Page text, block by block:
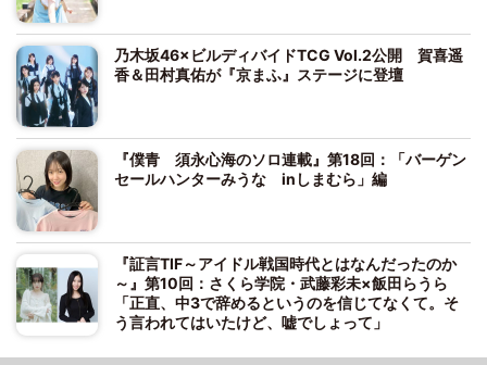
乃木坂46×ビルディバイドTCG Vol.2公開 賀喜遥
香＆田村真佑が『京まふ』ステージに登壇
『僕青 須永心海のソロ連載』第18回：「バーゲン
セールハンターみうな inしまむら」編
『証言TIF～アイドル戦国時代とはなんだったのか
～』第10回：さくら学院・武藤彩未×飯田らうら
「正直、中3で辞めるというのを信じてなくて。そ
う言われてはいたけど、嘘でしょって」